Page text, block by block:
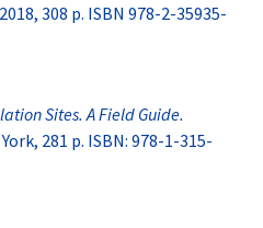
308 p. ISBN 978-2-35935-
Sites. A Field Guide.
281 p. ISBN: 978-1-315-